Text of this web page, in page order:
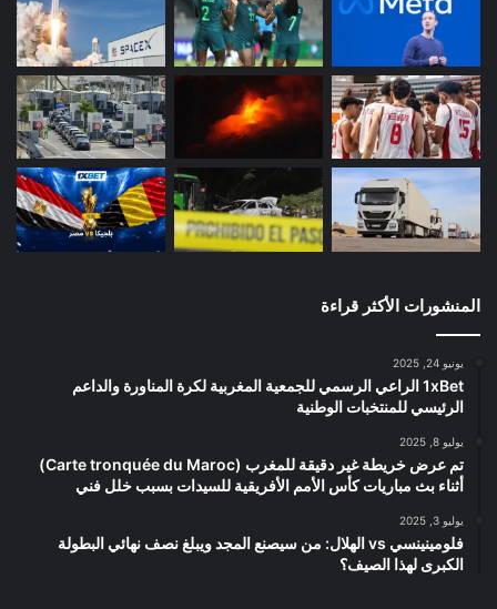
المنشورات الأكثر قراءة
يونيو 24, 2025
1xBet الراعي الرسمي للجمعية المغربية لكرة المناورة والداعم
الرئيسي للمنتخبات الوطنية
يوليو 8, 2025
تم عرض خريطة غير دقيقة للمغرب (Carte tronquée du Maroc)
أثناء بث مباريات كأس الأمم الأفريقية للسيدات بسبب خلل فني
يوليو 3, 2025
فلومينينسي vs الهلال: من سيصنع المجد ويبلغ نصف نهائي البطولة
الكبرى لهذا الصيف؟